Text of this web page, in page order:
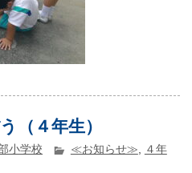
（４年生）
小学校 ≪お知らせ≫, ４年